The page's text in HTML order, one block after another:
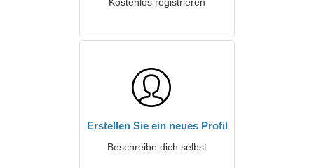
Erstellen Sie ein neues Profil
Beschreibe dich selbst